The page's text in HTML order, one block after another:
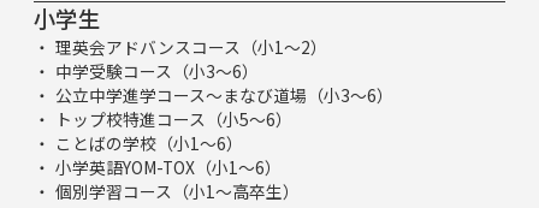
小学生
理英会アドバンスコース（小1～2）
中学受験コース（小3～6）
公立中学進学コース～まなび道場（小3～6）
トップ校特進コース（小5～6）
ことばの学校（小1～6）
小学英語YOM-TOX（小1～6）
個別学習コース（小1～高卒生）